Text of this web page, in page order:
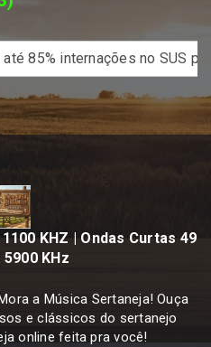
internações no SUS por
KHZ | Ondas Curtas 49
KHz
a Música Sertaneja! Ouça
e clássicos do sertanejo
online feita pra você!